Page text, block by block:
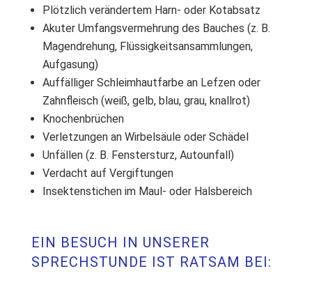
Plötzlich verändertem Harn- oder Kotabsatz
Akuter Umfangsvermehrung des Bauches (z. B.
Magendrehung, Flüssigkeitsansammlungen,
Aufgasung)
Auffälliger Schleimhautfarbe an Lefzen oder
Zahnfleisch (weiß, gelb, blau, grau, knallrot)
Knochenbrüchen
Verletzungen an Wirbelsäule oder Schädel
Unfällen (z. B. Fenstersturz, Autounfall)
Verdacht auf Vergiftungen
Insektenstichen im Maul- oder Halsbereich
EIN BESUCH IN UNSERER
SPRECHSTUNDE IST RATSAM BEI: